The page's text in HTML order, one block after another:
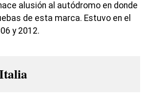
alusión al autódromo en donde
de esta marca. Estuvo en el
y 2012.